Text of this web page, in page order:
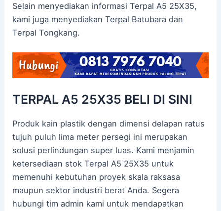
Selain menyediakan informasi Terpal A5 25X35,
kami juga menyediakan Terpal Batubara dan
Terpal Tongkang.
TERPAL A5 25X35 BELI DI SINI
Produk kain plastik dengan dimensi delapan ratus
tujuh puluh lima meter persegi ini merupakan
solusi perlindungan super luas. Kami menjamin
ketersediaan stok Terpal A5 25X35 untuk
memenuhi kebutuhan proyek skala raksasa
maupun sektor industri berat Anda. Segera
hubungi tim admin kami untuk mendapatkan